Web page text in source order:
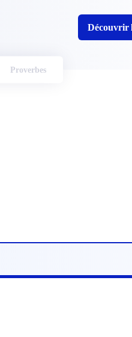
Découvrir
Proverbes